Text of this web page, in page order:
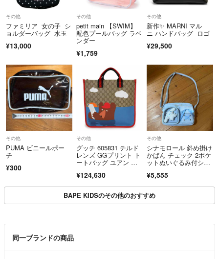
その他
ファミリア 女の子 シ
ョルダーバッグ 水玉
¥13,000
その他
petit main 【SWIM】
配色プールバッグ ラベ
ンダー
¥1,759
その他
新作✨ MARNI マル
ニ ハンドバッグ ロゴ
¥29,500
その他
PUMA ビニールポー
チ
¥300
その他
グッチ 605831 チルド
レンズ GGプリント ト
ートバッグ ユアン ロ
プリームキャンバス ベ
ージュ ブルー レッ
ド ハンドバッグ GUC
CI（未使用 展示品）
¥124,630
その他
シナモロール 斜め掛け
かばん チェック 2ポケ
ットぬいぐるみ付ショ
¥5,555
BAPE KIDSのその他のおすすめ
同一ブランドの商品